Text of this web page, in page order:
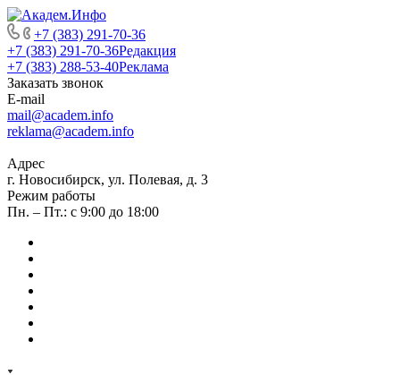
+7 (383) 291-70-36
+7 (383) 291-70-36Редакция
+7 (383) 288-53-40Реклама
Заказать звонок
E-mail
mail@academ.info
reklama@academ.info
Адрес
г. Новосибирск, ул. Полевая, д. 3
Режим работы
Пн. – Пт.: с 9:00 до 18:00